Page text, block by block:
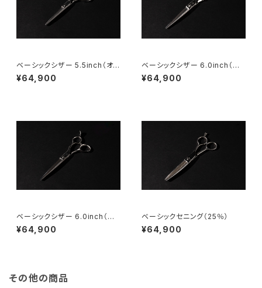
ベーシックシザー 5.5inch（オフ
セット）
¥64,900
ベーシックシザー 6.0inch（メ
ガネ）
¥64,900
ベーシックシザー 6.0inch（オ
フセット）
¥64,900
ベーシックセニング（25％）
¥64,900
その他の商品